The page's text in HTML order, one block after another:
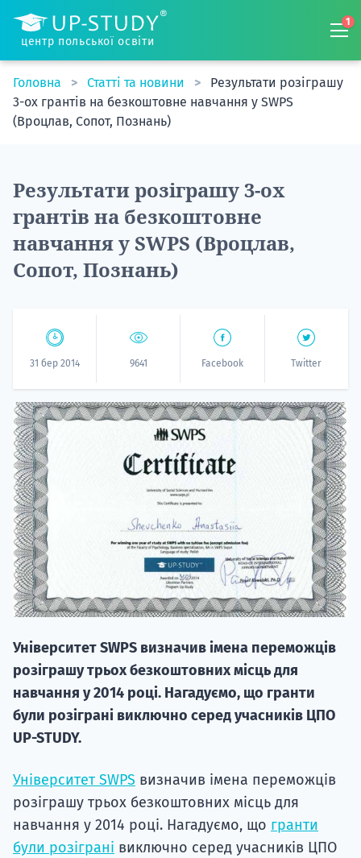
центр польської освіти
1
Головна Статті та новини
Результати розіграшу
3-ох грантів на безкоштовне навчання у SWPS
(Вроцлав, Сопот, Познань)
Результати розіграшу 3-ох
грантів на безкоштовне
навчання у SWPS (Вроцлав,
Сопот, Познань)
31 бер 2014 9641 Facebook Twitter
Університет SWPS визначив імена переможців
розіграшу трьох безкоштовних місць для
навчання у 2014 році. Нагадуємо, що гранти
були розіграні виключно серед учасників ЦПО
UP-STUDY.
Університет SWPS визначив імена переможців
розіграшу трьох безкоштовних місць для
навчання у 2014 році. Нагадуємо, що гранти
були розіграні виключно серед учасників ЦПО
НАБІР
вступ на